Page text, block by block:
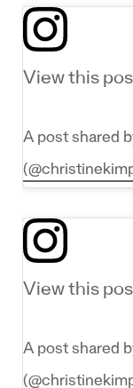
View this
A post shared
View this
A post shared